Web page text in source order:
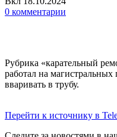
0 комментарии
Рубрика «карательный
работал на
вваривать в трубу.
Перейти к источнику в